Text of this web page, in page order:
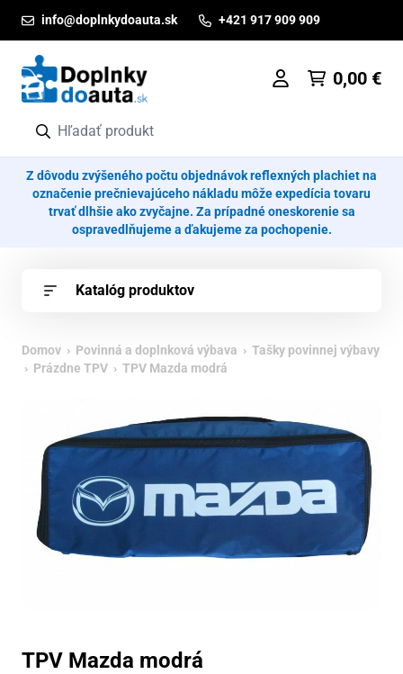
info@doplnkydoauta.sk +421 917 909 909
0,00 €
Z dôvodu zvýšeného počtu objednávok reflexných plachiet na
označenie prečnievajúceho nákladu môže expedícia tovaru
trvať dlhšie ako zvyčajne. Za prípadné oneskorenie sa
ospravedlňujeme a ďakujeme za pochopenie.
Katalóg produktov
Domov › Povinná a doplnková výbava › Tašky povinnej výbavy
› Prázdne TPV › TPV Mazda modrá
TPV Mazda modrá